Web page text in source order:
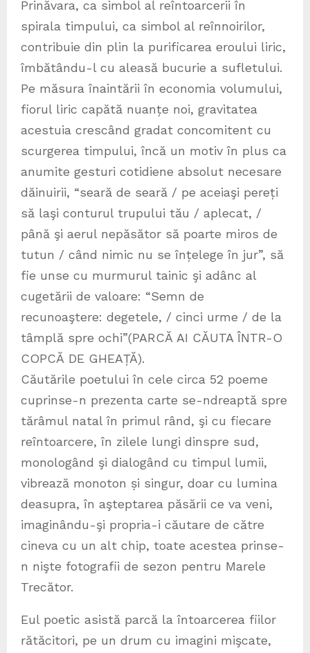
Prinăvara, ca simbol al reîntoarcerii în
spirala timpului, ca simbol al reînnoirilor,
contribuie din plin la purificarea eroului liric,
îmbătându-l cu aleasă bucurie a sufletului.
Pe măsura înaintării în economia volumului,
fiorul liric capătă nuanțe noi, gravitatea
acestuia crescând gradat concomitent cu
scurgerea timpului, încă un motiv în plus ca
anumite gesturi cotidiene absolut necesare
dăinuirii, “seară de seară / pe aceiaşi pereți
să laşi conturul trupului tău / aplecat, /
până şi aerul nepăsător să poarte miros de
tutun / când nimic nu se înțelege în jur”, să
fie unse cu murmurul tainic şi adânc al
cugetării de valoare: “Semn de
recunoaştere: degetele, / cinci urme / de la
tâmplă spre ochi”(PARCĂ AI CĂUTA ÎNTR-O
COPCĂ DE GHEAȚĂ).
Căutările poetului în cele circa 52 poeme
cuprinse-n prezenta carte se-ndreaptă spre
tărâmul natal în primul rând, şi cu fiecare
reîntoarcere, în zilele lungi dinspre sud,
monologând şi dialogând cu timpul lumii,
vibrează monoton ṣi singur, doar cu lumina
deasupra, în aşteptarea păsării ce va veni,
imaginându-şi propria-i căutare de către
cineva cu un alt chip, toate acestea prinse-
n nişte fotografii de sezon pentru Marele
Trecător.
Eul poetic asistă parcă la întoarcerea fiilor
rătăcitori, pe un drum cu imagini mişcate,